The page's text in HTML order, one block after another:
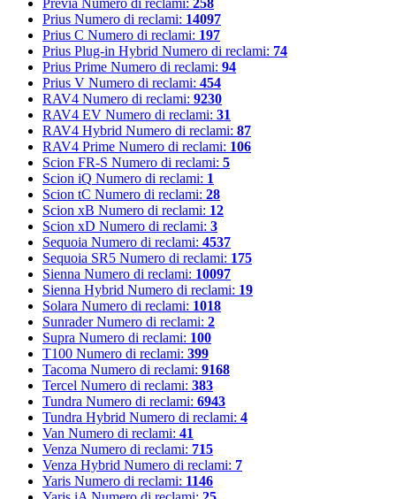
Previa Numero di reclami: 258
Prius Numero di reclami: 14097
Prius C Numero di reclami: 197
Prius Plug-in Hybrid Numero di reclami: 74
Prius Prime Numero di reclami: 94
Prius V Numero di reclami: 454
RAV4 Numero di reclami: 9230
RAV4 EV Numero di reclami: 31
RAV4 Hybrid Numero di reclami: 87
RAV4 Prime Numero di reclami: 106
Scion FR-S Numero di reclami: 5
Scion iQ Numero di reclami: 1
Scion tC Numero di reclami: 28
Scion xB Numero di reclami: 12
Scion xD Numero di reclami: 3
Sequoia Numero di reclami: 4537
Sequoia SR5 Numero di reclami: 175
Sienna Numero di reclami: 10097
Sienna Hybrid Numero di reclami: 19
Solara Numero di reclami: 1018
Sunrader Numero di reclami: 2
Supra Numero di reclami: 100
T100 Numero di reclami: 399
Tacoma Numero di reclami: 9168
Tercel Numero di reclami: 383
Tundra Numero di reclami: 6943
Tundra Hybrid Numero di reclami: 4
Van Numero di reclami: 41
Venza Numero di reclami: 715
Venza Hybrid Numero di reclami: 7
Yaris Numero di reclami: 1146